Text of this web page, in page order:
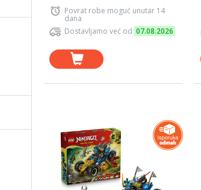
Povrat robe moguć unutar 14
dana
Dostavljamo već od 07.08.2026